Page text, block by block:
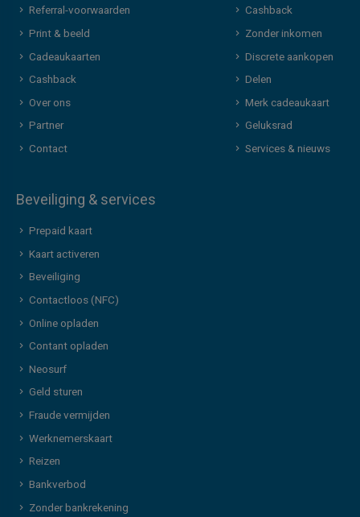
Referral-voorwaarden
Print & beeld
Cadeaukaarten
Cashback
Over ons
Partner
Contact
Cashback
Zonder inkomen
Discrete aankopen
Delen
Merk cadeaukaart
Geluksrad
Services & nieuws
Beveiliging & services
Prepaid kaart
Kaart activeren
Beveiliging
Contactloos (NFC)
Online opladen
Contant opladen
Neosurf
Geld sturen
Fraude vermijden
Werknemerskaart
Reizen
Bankverbod
Zonder bankrekening